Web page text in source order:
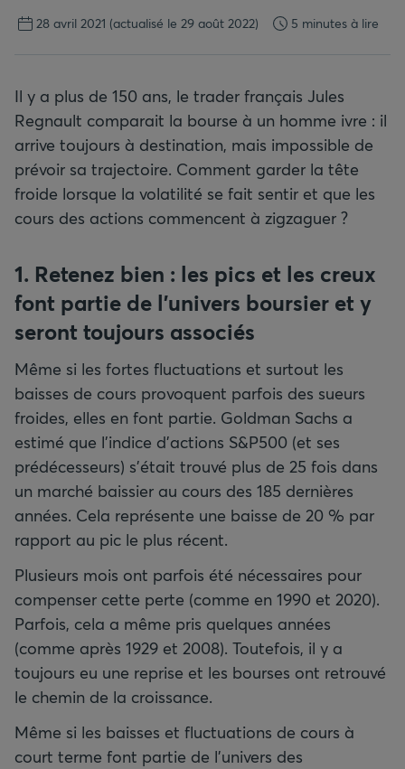
28 avril 2021 (actualisé le 29 août 2022) 5 minutes à lire
Il y a plus de 150 ans, le trader français Jules
Regnault comparait la bourse à un homme ivre : il
arrive toujours à destination, mais impossible de
prévoir sa trajectoire. Comment garder la tête
froide lorsque la volatilité se fait sentir et que les
cours des actions commencent à zigzaguer ?
1. Retenez bien : les pics et les creux
font partie de l'univers boursier et y
seront toujours associés
Même si les fortes fluctuations et surtout les
baisses de cours provoquent parfois des sueurs
froides, elles en font partie. Goldman Sachs a
estimé que l'indice d'actions S&P500 (et ses
prédécesseurs) s'était trouvé plus de 25 fois dans
un marché baissier au cours des 185 dernières
années. Cela représente une baisse de 20 % par
rapport au pic le plus récent.
Plusieurs mois ont parfois été nécessaires pour
compenser cette perte (comme en 1990 et 2020).
Parfois, cela a même pris quelques années
(comme après 1929 et 2008). Toutefois, il y a
toujours eu une reprise et les bourses ont retrouvé
le chemin de la croissance.
Même si les baisses et fluctuations de cours à
court terme font partie de l'univers des